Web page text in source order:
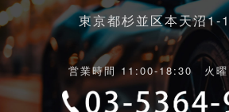
東京都杉並区本天沼
営業時間 11:00-18:30 火曜